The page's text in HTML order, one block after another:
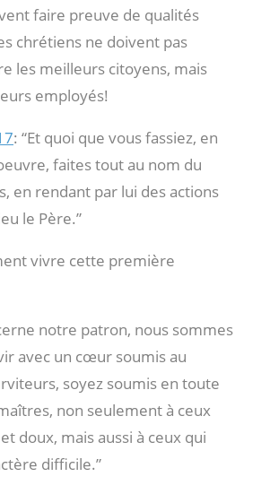
faire preuve de qualités
chrétiens ne doivent pas
les meilleurs citoyens, mais
employés!
: “Et quoi que vous fassiez, en
faites tout au nom du
en rendant par lui des actions
le Père.”
vivre cette première
notre patron, nous sommes
avec un cœur soumis au
soyez soumis en toute
non seulement à ceux
doux, mais aussi à ceux qui
difficile.”